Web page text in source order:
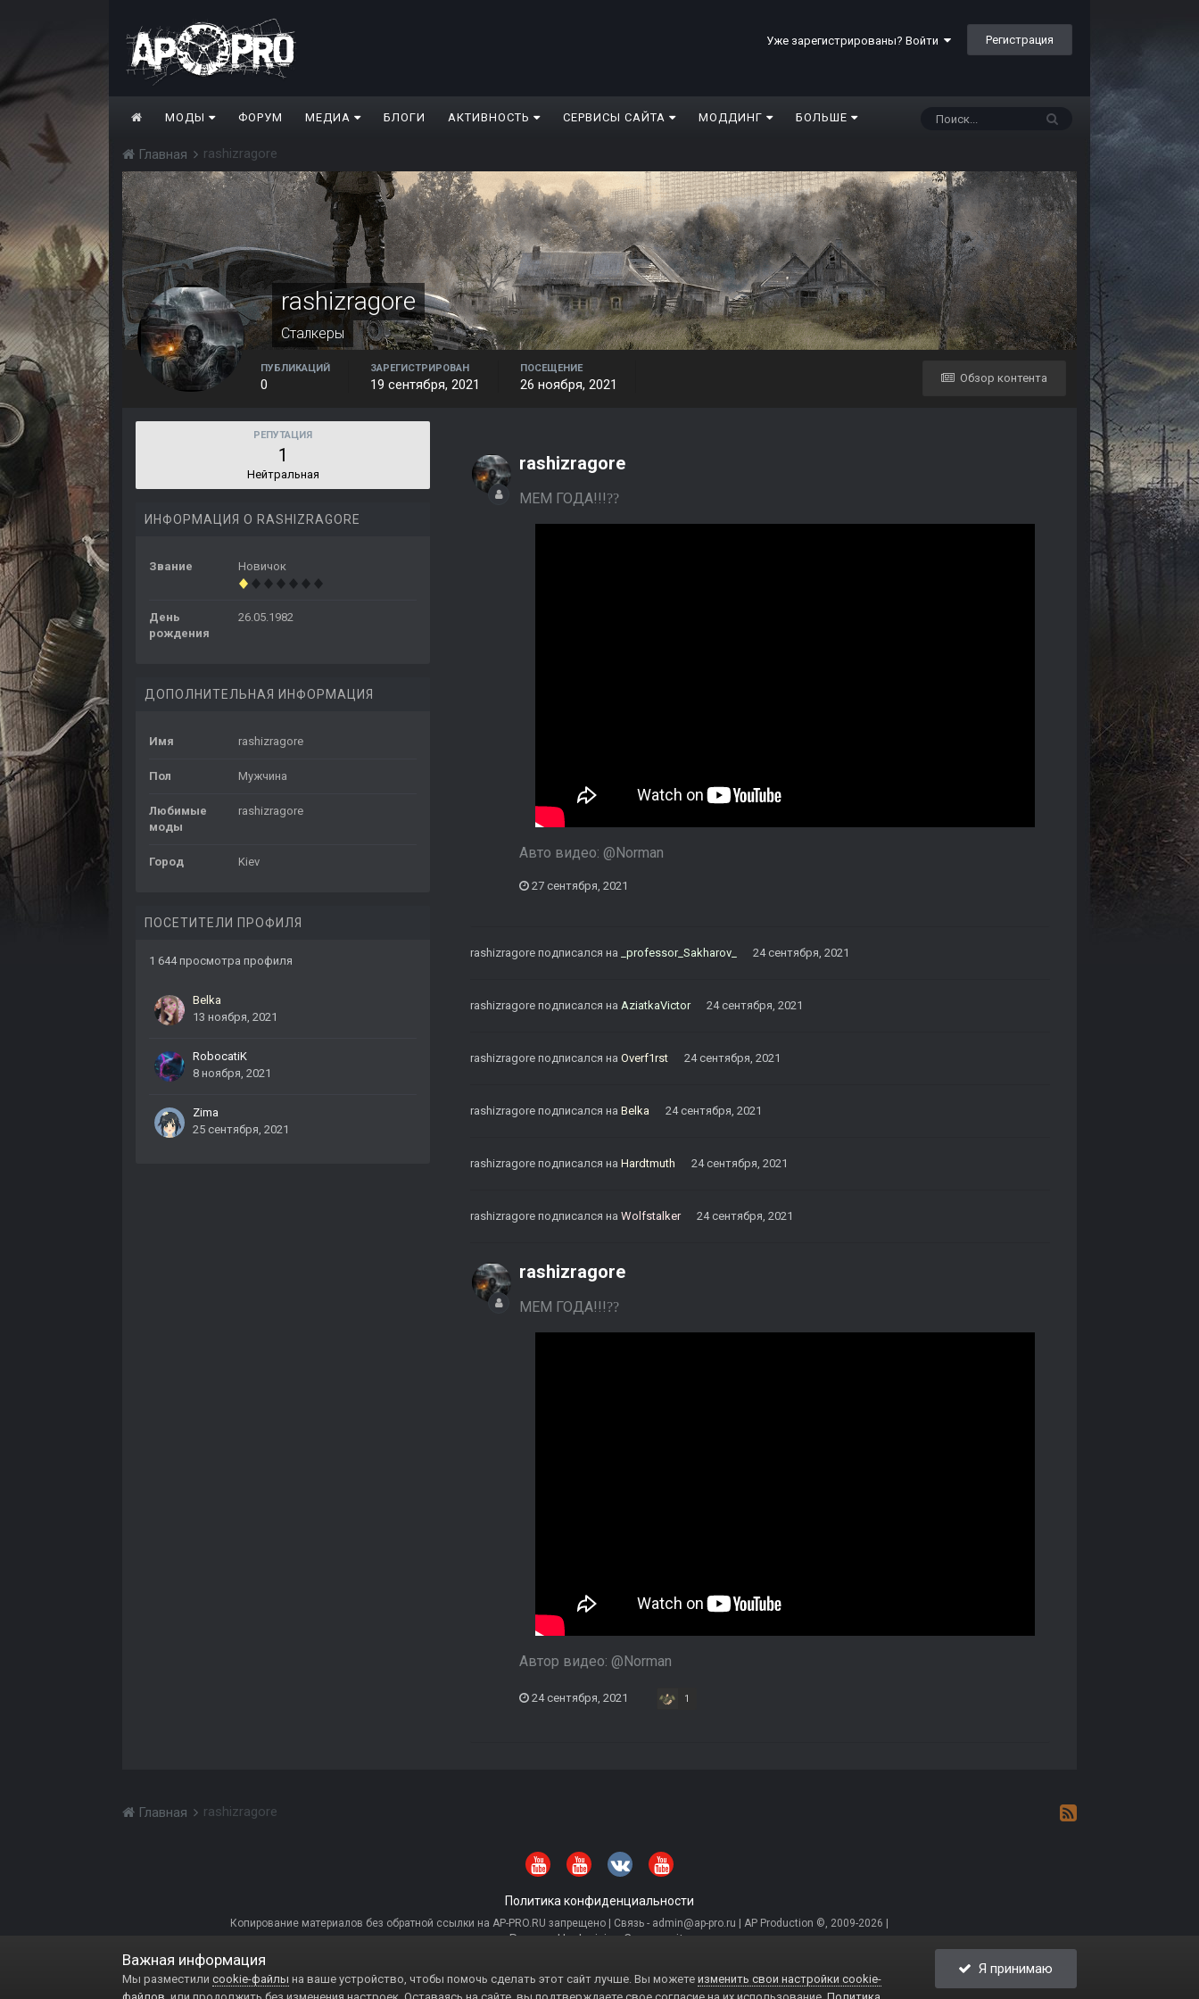
Уже зарегистрированы? Войти Регистрация
МОДЫ ФОРУМ МЕДИА БЛОГИ АКТИВНОСТЬ СЕРВИСЫ САЙТА МОДДИНГ БОЛЬШЕ
Главная rashizragore
rashizragore
Сталкеры
Обзор контента
ПУБЛИКАЦИЙ
0
ЗАРЕГИСТРИРОВАН
19 сентября, 2021
ПОСЕЩЕНИЕ
26 ноября, 2021
РЕПУТАЦИЯ
1
Нейтральная
ИНФОРМАЦИЯ О RASHIZRAGORE
Звание Новичок
День
рождения
26.05.1982
ДОПОЛНИТЕЛЬНАЯ ИНФОРМАЦИЯ
Имя rashizragore
Пол Мужчина
Любимые
моды
rashizragore
Город Kiev
ПОСЕТИТЕЛИ ПРОФИЛЯ
1 644 просмотра профиля
Belka
13 ноября, 2021
RobocatiK
8 ноября, 2021
Zima
25 сентября, 2021
rashizragore
МЕМ ГОДА!!!??
Авто видео: @Norman
27 сентября, 2021
rashizragore подписался на _professor_Sakharov_ 24 сентября, 2021
rashizragore подписался на AziatkaVictor 24 сентября, 2021
rashizragore подписался на Overf1rst 24 сентября, 2021
rashizragore подписался на Belka 24 сентября, 2021
rashizragore подписался на Hardtmuth 24 сентября, 2021
rashizragore подписался на Wolfstalker 24 сентября, 2021
rashizragore
МЕМ ГОДА!!!??
Автор видео: @Norman
24 сентября, 2021 1
Главная rashizragore
Политика конфиденциальности
Копирование материалов без обратной ссылки на AP-PRO.RU запрещено | Связь - admin@ap-pro.ru | AP Production ©, 2009-2026 |
Powered by Invision Community
Важная информация
Мы разместили cookie-файлы на ваше устройство, чтобы помочь сделать этот сайт лучше. Вы можете изменить свои настройки cookie-
Я принимаю